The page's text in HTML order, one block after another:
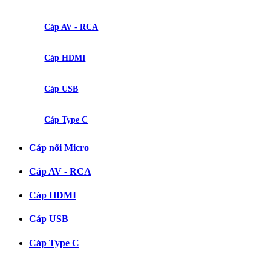
Cáp AV - RCA
Cáp HDMI
Cáp USB
Cáp Type C
Cáp nối Micro
Cáp AV - RCA
Cáp HDMI
Cáp USB
Cáp Type C